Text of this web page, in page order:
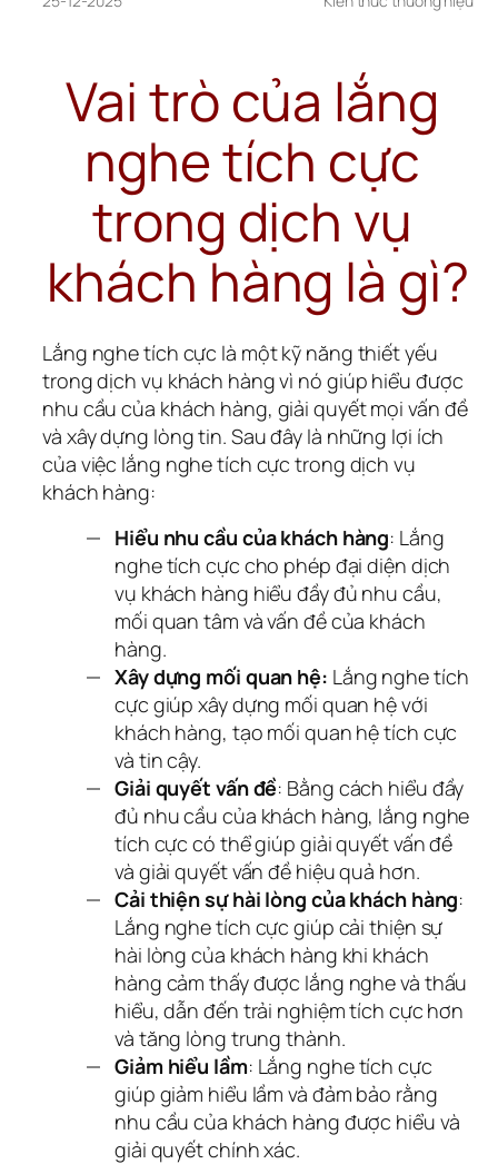
Vai trò của lắng
nghe tích cực
trong dịch vụ
khách hàng là gì?
Lắng nghe tích cực là một kỹ năng thiết yếu
trong dịch vụ khách hàng vì nó giúp hiểu được
nhu cầu của khách hàng, giải quyết mọi vấn đề
và xây dựng lòng tin. Sau đây là những lợi ích
của việc lắng nghe tích cực trong dịch vụ
khách hàng:
Hiểu nhu cầu của khách hàng: Lắng
nghe tích cực cho phép đại diện dịch
vụ khách hàng hiểu đầy đủ nhu cầu,
mối quan tâm và vấn đề của khách
hàng.
Xây dựng mối quan hệ: Lắng nghe tích
cực giúp xây dựng mối quan hệ với
khách hàng, tạo mối quan hệ tích cực
và tin cậy.
Giải quyết vấn đề: Bằng cách hiểu đầy
đủ nhu cầu của khách hàng, lắng nghe
tích cực có thể giúp giải quyết vấn đề
và giải quyết vấn đề hiệu quả hơn.
Cải thiện sự hài lòng của khách hàng:
Lắng nghe tích cực giúp cải thiện sự
hài lòng của khách hàng khi khách
hàng cảm thấy được lắng nghe và thấu
hiểu, dẫn đến trải nghiệm tích cực hơn
và tăng lòng trung thành.
Giảm hiểu lầm: Lắng nghe tích cực
giúp giảm hiểu lầm và đảm bảo rằng
nhu cầu của khách hàng được hiểu và
giải quyết chính xác.